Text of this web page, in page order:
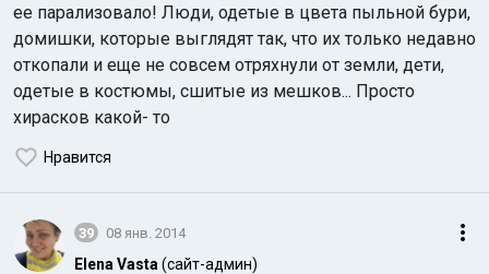
ее парализовало! Люди, одетые в цвета пыльной бури,
домишки, которые выглядят так, что их только недавно
откопали и еще не совсем отряхнули от земли, дети,
одетые в костюмы, сшитые из мешков... Просто
хирасков какой- то
Нравится
39 08 янв. 2014
Elena Vasta (сайт-админ)